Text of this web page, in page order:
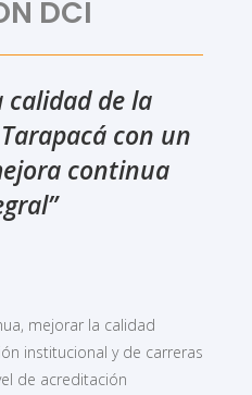
DCI
calidad de la
con un
continua
mejorar la calidad
institucional y de carreras
de acreditación